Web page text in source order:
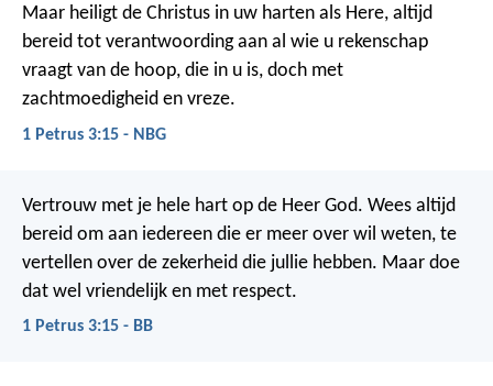
Maar heiligt de Christus in uw harten als Here, altijd
bereid tot verantwoording aan al wie u rekenschap
vraagt van de hoop, die in u is, doch met
zachtmoedigheid en vreze.
1 Petrus 3:15 - NBG
Vertrouw met je hele hart op de Heer God. Wees altijd
bereid om aan iedereen die er meer over wil weten, te
vertellen over de zekerheid die jullie hebben. Maar doe
dat wel vriendelijk en met respect.
1 Petrus 3:15 - BB